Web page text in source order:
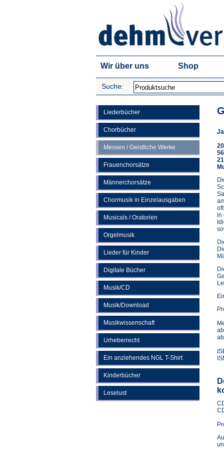
Wir über uns Shop
Suche:
Liederbücher
Chorbücher
Messen / Geistliche Werke
Frauenchorsätze
Männerchorsätze
Chormusik in Einzelausgaben
Musicals / Oratorien
Orgelmusik
Lieder für Kinder
Digitale Bücher
Musik/CD
Musik/Download
Musikwissenschaft
Urheberrecht
Ein anziehendes NGL T-Shirt
Kinderbücher
Leselust
in